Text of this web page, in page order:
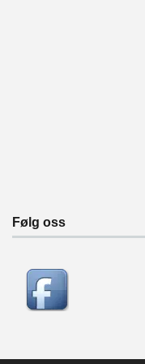
Følg oss